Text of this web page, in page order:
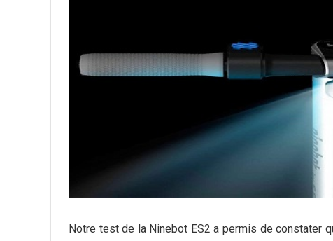
Notre test de la Ninebot ES2 a permis de constater